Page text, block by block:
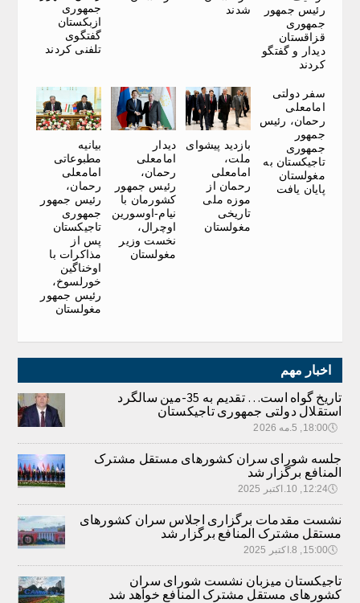
رئیس جمهور
جمهوری
قزاقستان
دیدار و گفتگو
کردند
شدند
جمهوری
ازبکستان
گفتگوی
تلفنی کردند
سفر دولتی
امامعلی
رحمان، رئیس
جمهور
جمهوری
تاجیکستان به
مغولستان
پایان یافت
بازدید پیشوای
ملت،
امامعلی
رحمان از
موزه ملی
تاریخی
مغولستان
دیدار
امامعلی
رحمان،
رئیس جمهور
کشورمان با
نیام-اوسورین
اوچرال،
نخست وزیر
مغولستان
بیانیه
مطبوعاتی
امامعلی
رحمان،
رئیس جمهور
جمهوری
تاجیکستان
پس از
مذاکرات با
اوخناگین
خورلسوخ،
رئیس جمهور
مغولستان
اخبار مهم
تاریخ گواه است… تقدیم به 35-مین سالگرد
استقلال دولتی جمهوری تاجیکستان
🕔18:00, 5.مه 2026
جلسه شورای سران کشورهای مستقل مشترک
المنافع برگزار شد
🕔12:24, 10.اکتبر 2025
نشست مقدمات برگزاری اجلاس سران کشورهای
مستقل مشترک المنافع برگزار شد
🕔15:00, 8.اکتبر 2025
تاجیکستان میزبان نشست شورای سران
کشورهای مستقل مشترک المنافع خواهد شد